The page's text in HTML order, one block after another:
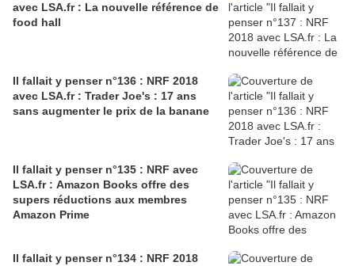
avec LSA.fr : La nouvelle référence de
food hall
Il fallait y penser n°136 : NRF 2018
avec LSA.fr : Trader Joe's : 17 ans
sans augmenter le prix de la banane
Il fallait y penser n°135 : NRF avec
LSA.fr : Amazon Books offre des
supers réductions aux membres
Amazon Prime
Il fallait y penser n°134 : NRF 2018